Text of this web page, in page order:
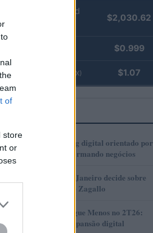
of
store
or
kpk ETH Yield
$2,030.62
$0.999
(USDEX) $1.07
1
Como o marketing digital orientado por
dados está transformando negócios
2
Justiça do Rio de Janeiro decide sobre
divisão de bens de Zagallo
3
Resultados da Pague Menos no 2T26:
lucro, receita e expansão digital